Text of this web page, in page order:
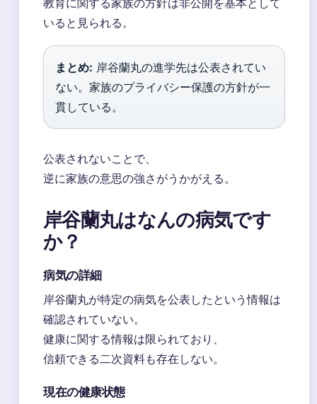
いると見られる。
まとめ: 岸谷蘭丸の進学先は公表されてい
ない。家族のプライバシー保護の方針が一
貫している。
公表されないことで、
逆に家族の意思の強さがうかがえる。
岸谷蘭丸はなんの病気です
か？
病気の詳細
岸谷蘭丸が特定の病気を公表したという情報は
確認されていない。
健康に関する情報は限られており、
信頼できる二次資料も存在しない。
現在の健康状態